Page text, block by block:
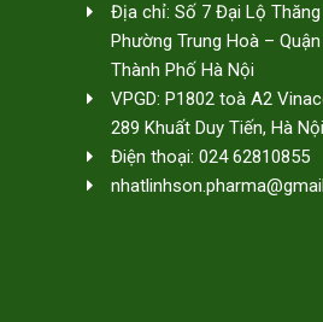
Địa chỉ: Số 7 Đại Lộ
Phường Trung Hoà –
Thành Phố Hà Nội
VPGD: P1802 toà A2
289 Khuất Duy Tiến, Hà Nội
Điện thoại: 024 62810855